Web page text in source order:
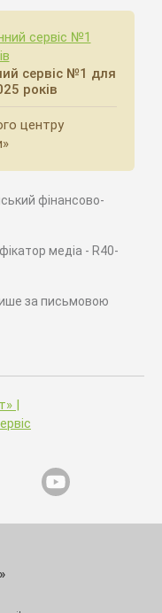
сервіс №1 для
років
центру
фінансово-
медіа - R40-
за письмовою